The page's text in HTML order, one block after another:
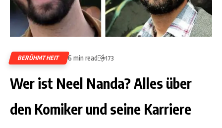
BERÜHMTHEIT 6 min read 173
Wer ist Neel Nanda? Alles über
den Komiker und seine Karriere